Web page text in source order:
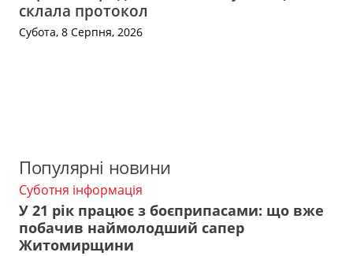
склала протокол
Субота, 8 Серпня, 2026
Популярні новини
Суботня інформація
У 21 рік працює з боєприпасами: що вже
побачив наймолодший сапер
Житомирщини